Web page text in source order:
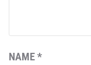
NAME*